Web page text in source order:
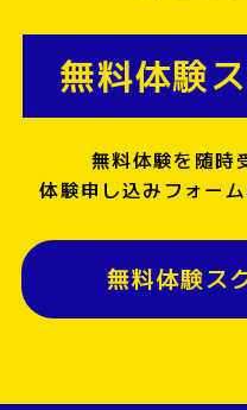
無料体験
無料体験を随時
体験申し込みフォー
無料体験ス